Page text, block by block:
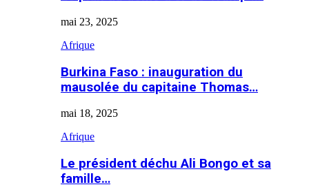
mai 23, 2025
Afrique
Burkina Faso : inauguration du
mausolée du capitaine Thomas…
mai 18, 2025
Afrique
Le président déchu Ali Bongo et sa
famille…